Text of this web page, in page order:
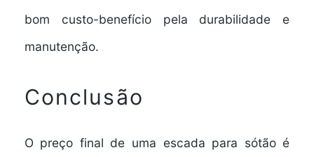
bom custo-benefício pela durabilidade e
manutenção.
Conclusão
O preço final de uma escada para sótãoé